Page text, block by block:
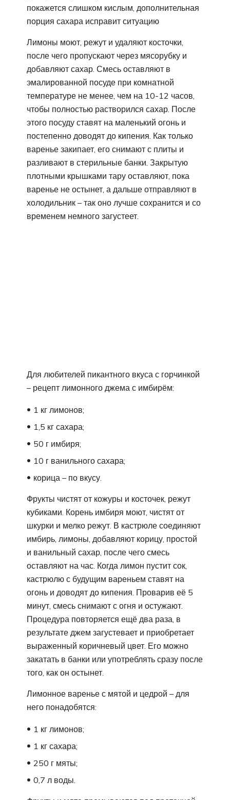
покажется слишком кислым, дополнительная
порция сахара исправит ситуацию
Лимоны моют, режут и удаляют косточки,
после чего пропускают через мясорубку и
добавляют сахар. Смесь оставляют в
эмалированной посуде при комнатной
температуре не менее, чем на 10-12 часов,
чтобы полностью растворился сахар. После
этого посуду ставят на маленький огонь и
постепенно доводят до кипения. Как только
варенье закипает, его снимают с плиты и
разливают в стерильные банки. Закрытую
плотными крышками тару оставляют, пока
варенье не остынет, а дальше отправляют в
холодильник – так оно лучше сохранится и со
временем немного загустеет.
Для любителей пикантного вкуса с горчинкой
– рецепт лимонного джема с имбирём:
1 кг лимонов;
1,5 кг сахара;
50 г имбиря;
10 г ванильного сахара;
корица – по вкусу.
Фрукты чистят от кожуры и косточек, режут
кубиками. Корень имбиря моют, чистят от
шкурки и мелко режут. В кастрюле соединяют
имбирь, лимоны, добавляют корицу, простой
и ванильный сахар, после чего смесь
оставляют на час. Когда лимон пустит сок,
кастрюлю с будущим вареньем ставят на
огонь и доводят до кипения. Проварив её 5
минут, смесь снимают с огня и остужают.
Процедура повторяется ещё два раза, в
результате джем загустевает и приобретает
выраженный коричневый цвет. Его можно
закатать в банки или употреблять сразу после
того, как он остынет.
Лимонное варенье с мятой и цедрой – для
него понадобятся:
1 кг лимонов;
1 кг сахара;
250 г мяты;
0,7 л воды.